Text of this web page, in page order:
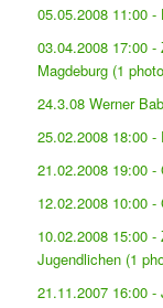
05.05.2008 11:00
03.04.2008 17:00
Magdeburg (1
24.3.08 Werner
25.02.2008 18:00
21.02.2008 19:00
12.02.2008 10:00
10.02.2008 15:00
Jugendlichen (1
21.11.2007 16:00